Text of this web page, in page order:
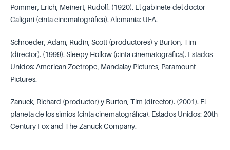
Pommer, Erich, Meinert, Rudolf. (1920). El gabinete del doctor
Caligari (cinta cinematográfica). Alemania: UFA.
Schroeder, Adam, Rudin, Scott (productores) y Burton, Tim
(director). (1999). Sleepy Hollow (cinta cinematográfica). Estados
Unidos: American Zoetrope, Mandalay Pictures, Paramount
Pictures.
Zanuck, Richard (productor) y Burton, Tim (director). (2001). El
planeta de los simios (cinta cinematográfica). Estados Unidos: 20th
Century Fox and The Zanuck Company.